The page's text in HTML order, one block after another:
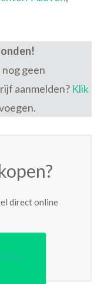
nog geen
aanmelden? Klik
direct online